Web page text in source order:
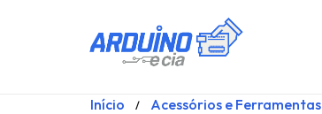
Início / Acessórios e Ferramentas